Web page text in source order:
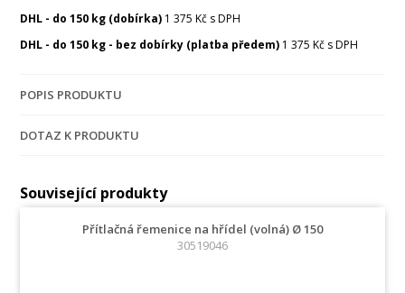
DHL - do 150 kg (dobírka) 1 375 Kč s DPH
DHL - do 150 kg - bez dobírky (platba předem) 1 375 Kč s DPH
POPIS PRODUKTU
DOTAZ K PRODUKTU
Související produkty
Přítlačná řemenice na hřídel (volná) Ø 150
30519046